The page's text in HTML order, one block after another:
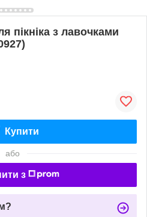
пікніка з лавочками
Купити
або
з